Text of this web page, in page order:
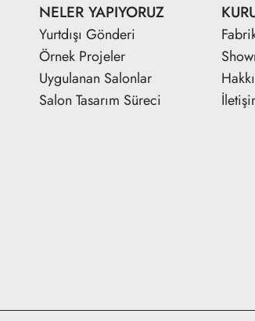
NELER YAPIYORUZ
Yurtdışı Gönderi
Örnek Projeler
Uygulanan Salonlar
Salon Tasarım Süreci